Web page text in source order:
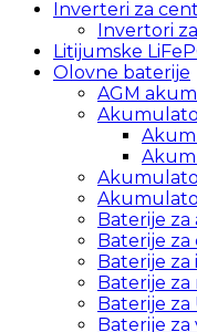
Inverteri za
Invertori
Litijumske
Olovne baterije
AGM
Baterije za
Baterije
Baterije za
Baterije za
Baterije za
Baterije za